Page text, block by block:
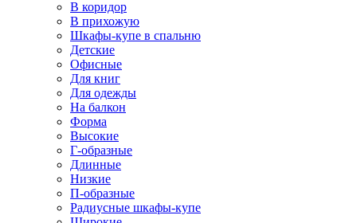
В коридор
В прихожую
Шкафы-купе в спальню
Детские
Офисные
Для книг
Для одежды
На балкон
Форма
Высокие
Г-образные
Длинные
Низкие
П-образные
Радиусные шкафы-купе